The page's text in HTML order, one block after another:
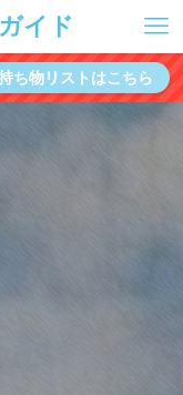
イド
ち物リストはこちら